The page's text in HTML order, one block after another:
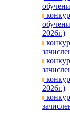
2026г.)
2026г.)